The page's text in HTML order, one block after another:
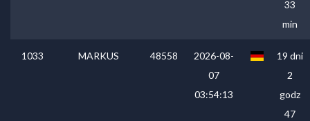
33
min
1033 MARKUS 48558
2026-08-
07
03:54:13
19 dni
2
godz
47